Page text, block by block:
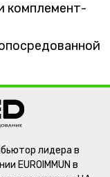
комплемент-
лидера в
EUROIMMUN в